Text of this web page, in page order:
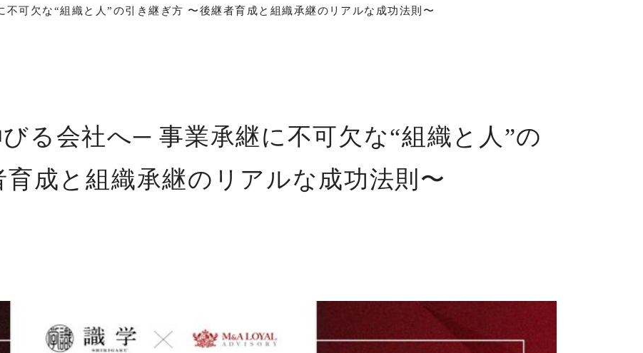
可欠な“組織と人”の引き継ぎ方 〜後継者育成と組織承継のリアルな成功法則〜
る会社へ─ 事業承継に不可欠な“組織と人”の
成と組織承継のリアルな成功法則〜